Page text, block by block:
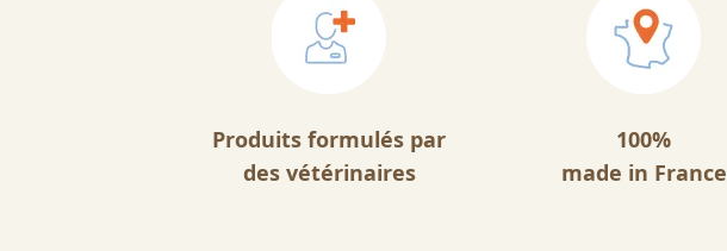
Produits formulés par
des vétérinaires
100%
made in France